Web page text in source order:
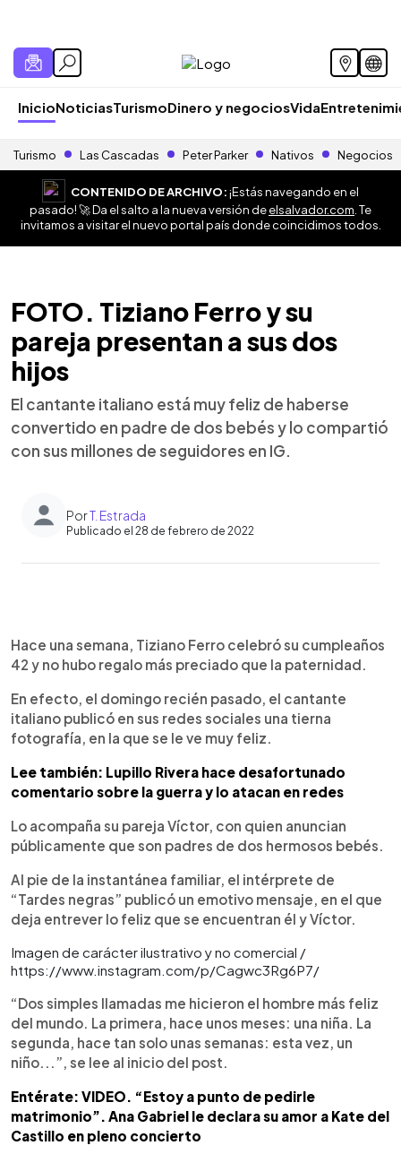
InicioNoticiasTurismoDinero y negociosVida
Turismo Las Cascadas Peter Parker Nativos Negocios
CONTENIDO DE ARCHIVO:¡Estás navegando en el
pasado! 🚀 Da el salto a la nueva versión deelsalvador.com . Te
invitamos a visitar el nuevo portal país donde coincidimos todos.
FOTO. Tiziano Ferro y su
pareja presentan a sus dos
hijos
El cantante italiano está muy feliz de haberse
convertido en padre de dos bebés y lo compartió
con sus millones de seguidores en IG.
PorT. Estrada
Publicado el 28 de febrero de 2022
Escuchar artículo
Hace una semana, Tiziano Ferro celebró su cumpleaños
42 y no hubo regalo más preciado que la paternidad.
En efecto, el domingo recién pasado, el cantante
italiano publicó en sus redes sociales una tierna
fotografía, en la que se le ve muy feliz.
Lee también: Lupillo Rivera hace desafortunado
comentario sobre la guerra y lo atacan en redes
Lo acompaña su pareja Víctor, con quien anuncian
públicamente que son padres de dos hermosos bebés.
Al pie de la instantánea familiar, el intérprete de
“Tardes negras” publicó un emotivo mensaje, en el que
deja entrever lo feliz que se encuentran él y Víctor.
Imagen de carácter ilustrativo y no comercial /
https://www.instagram.com/p/Cagwc3Rg6P7/
“Dos simples llamadas me hicieron el hombre más feliz
del mundo. La primera, hace unos meses: una niña. La
segunda, hace tan solo unas semanas: esta vez, un
niño...”, se lee al inicio del post.
Entérate: VIDEO. “Estoy a punto de pedirle
matrimonio”. Ana Gabriel le declara su amor a Kate del
Castillo en pleno concierto